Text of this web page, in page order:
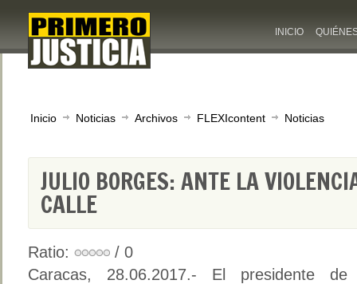
INICIO
Inicio Noticias Archivos FLEXIcontent Noticias
JULIO BORGES: ANTE LA
CALLE
Ratio:
/ 0
Caracas, 28.06.2017.- El presidente